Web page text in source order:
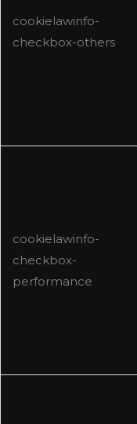
cookielawinfo-
checkbox-others
cookielawinfo-
checkbox-
performance